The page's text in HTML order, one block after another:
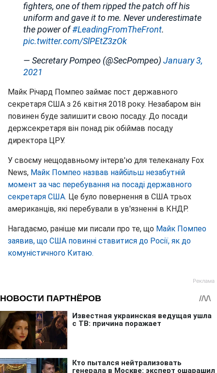
fighters, one of them ripped the patch off his
uniform and gave it to me. Never underestimate
the power of#LeadingFromTheFront.
pic.twitter.com/SlPEtZ3zOk
— Secretary Pompeo (@SecPompeo) January 3,
2021
Майк Річард Помпео займає пост державного
секретаря США з 26 квітня 2018 року. Незабаром він
повинен буде залишити свою посаду. До посади
держсекретаря він понад рік обіймав посаду
директора ЦРУ.
У своєму нещодавньому інтерв'ю для телеканалу Fox
News, Майк Помпео назвав найбільш незабутній
момент за час перебування на посаді державного
секретаря США. Це було повернення в США трьох
американців, які перебували в ув'язненні в КНДР.
Нагадаємо, раніше ми писали про те, що Майк Помпео
заявив, що США повинні ставитися до Росії, як до
комуністичного Китаю.